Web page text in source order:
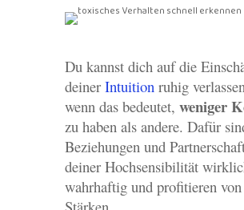
Du kannst dich auf die
deiner Intuition ruhig
wenn das bedeutet, weniger
zu haben als andere. Dafür
Beziehungen und
deiner Hochsensibilität
wahrhaftig und profitieren von